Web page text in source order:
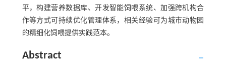
平，构建营养数据库、开发智能饲喂系统、加强跨机构合
作等方式可持续优化管理体系，相关经验可为城市动物园
的精细化饲喂提供实践范本。
Abstract